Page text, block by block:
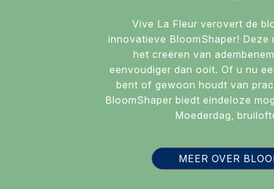
Vive La Fleur verovert de
innovatieve BloomShaper!
het creëren van
eenvoudiger dan ooit. Of u nu
bent of gewoon houdt van
BloomShaper biedt eindeloze
Moederdag,
MEER OVER